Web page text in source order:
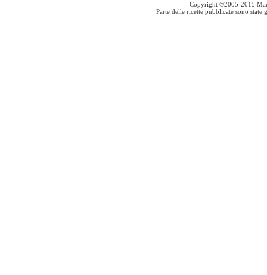
Copyright ©2005-2015
Parte delle ricette pubblicate sono state